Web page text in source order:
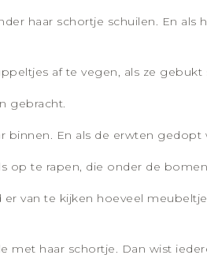
haar schortje schuilen. En als
af te vegen, als ze
gebracht.
En als de erwten
op te rapen, die onder de
van te kijken hoeveel
met haar schortje. Dan wist